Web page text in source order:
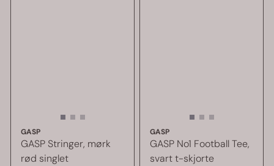
GASP
GASP Stringer, mørk
rød singlet
GASP
GASP No1 Football Tee,
svart t-skjorte